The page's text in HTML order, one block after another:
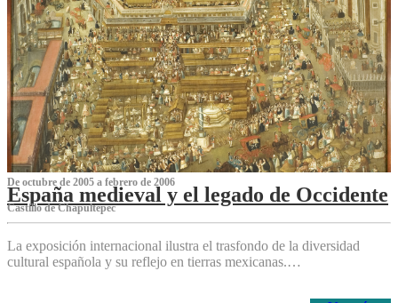
De octubre de 2005 a febrero de 2006
España medieval y el legado de Occidente
Castillo de Chapultepec
La exposición internacional ilustra el trasfondo de la diversidad
cultural española y su reflejo en tierras mexicanas.…